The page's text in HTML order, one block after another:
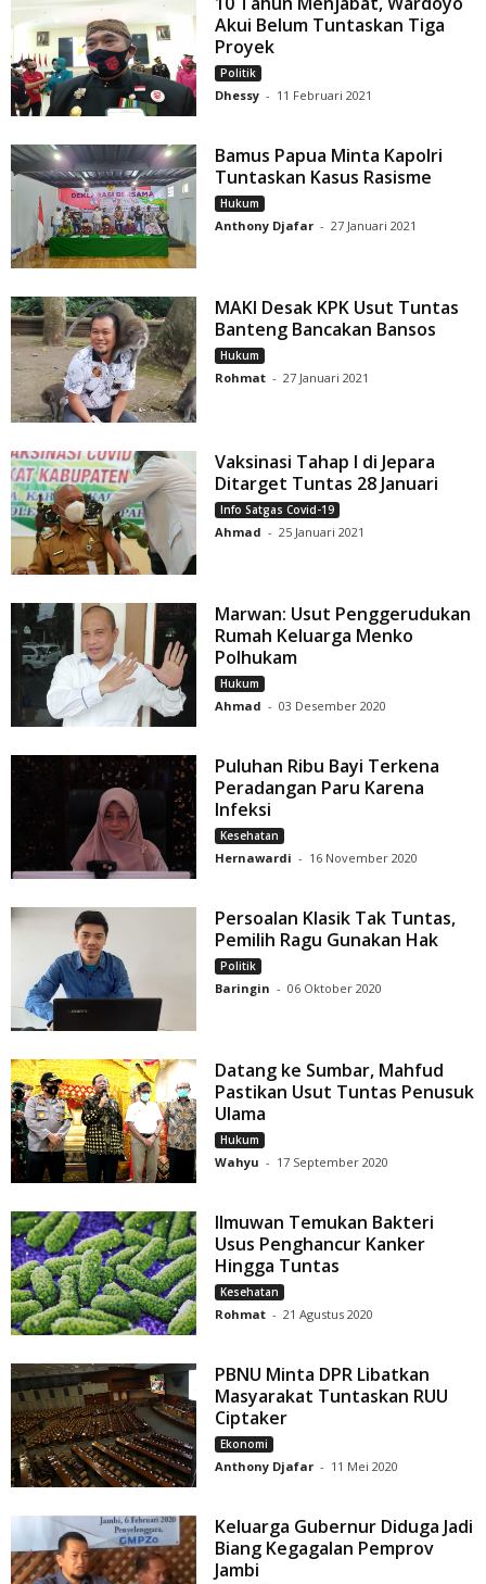
Akui Belum Tuntaskan Tiga
Proyek
Politik
Dhessy - 11 Februari 2021
Bamus Papua Minta Kapolri
Tuntaskan Kasus Rasisme
Hukum
Anthony Djafar - 27 Januari 2021
MAKI Desak KPK Usut Tuntas
Banteng Bancakan Bansos
Hukum
Rohmat - 27 Januari 2021
Vaksinasi Tahap I di Jepara
Ditarget Tuntas 28 Januari
Info Satgas Covid-19
Ahmad - 25 Januari 2021
Marwan: Usut Penggerudukan
Rumah Keluarga Menko
Polhukam
Hukum
Ahmad - 03 Desember 2020
Puluhan Ribu Bayi Terkena
Peradangan Paru Karena
Infeksi
Kesehatan
Hernawardi - 16 November 2020
Persoalan Klasik Tak Tuntas,
Pemilih Ragu Gunakan Hak
Politik
Baringin - 06 Oktober 2020
Datang ke Sumbar, Mahfud
Pastikan Usut Tuntas Penusuk
Ulama
Hukum
Wahyu - 17 September 2020
Ilmuwan Temukan Bakteri
Usus Penghancur Kanker
Hingga Tuntas
Kesehatan
Rohmat - 21 Agustus 2020
PBNU Minta DPR Libatkan
Masyarakat Tuntaskan RUU
Ciptaker
Ekonomi
Anthony Djafar - 11 Mei 2020
Keluarga Gubernur Diduga Jadi
Biang Kegagalan Pemprov
Jambi